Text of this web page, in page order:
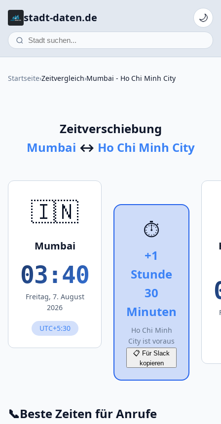
stadt-daten.de 🌙
Startseite›Zeitvergleich›Mumbai - Ho Chi Minh City
Zeitverschiebung
Mumbai ↔ Ho Chi Minh City
🇮🇳
Mumbai
03:40
Freitag, 7. August
2026
UTC+5:30
⏱️
+1
Stunde
30
Minuten
Ho Chi Minh
City ist voraus
📋 Für Slack
kopieren
📞Beste Zeiten für Anrufe